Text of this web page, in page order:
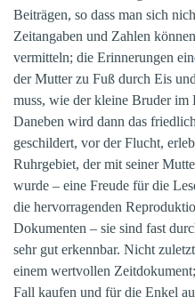
Beiträgen, so dass man sich
Zeitangaben und Zahlen
vermitteln; die Erinnerungen
der Mutter zu Fuß durch Eis
muss, wie der kleine Bruder im
Daneben wird dann das
geschildert, vor der Flucht,
Ruhrgebiet, der mit seiner
wurde – eine Freude für die
die hervorragenden
Dokumenten – sie sind fast
sehr gut erkennbar. Nicht
einem wertvollen
Fall kaufen und für die Enkel